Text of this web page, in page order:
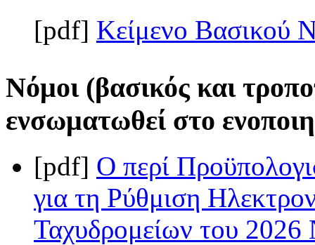
[pdf] Κείμενο Βασικού
Νόμοι (βασικός και
ενσωματωθεί στο
[pdf] Ο περί
για τη Ρύθμιση
Ταχυδρομείων του